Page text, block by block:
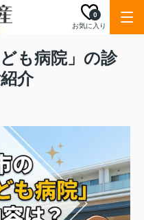
お気に入り
0
も病院」の診
介